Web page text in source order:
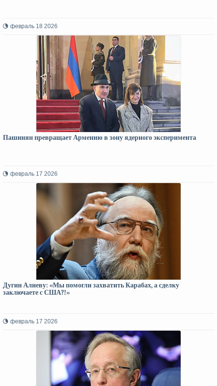
февраль 18 2026
Пашинян превращает Армению в зону ядерного эксперимента
февраль 17 2026
Дугин Алиеву: «Мы помогли захватить Карабах, а сделку
заключаете с США?!»
февраль 17 2026